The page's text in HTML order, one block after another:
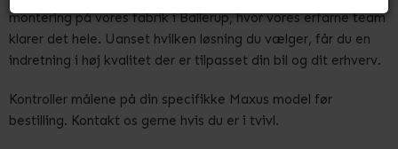
montering på vores fabrik i Ballerup, hvor vores erfarne team
klarer det hele. Uanset hvilken løsning du vælger, får du en
indretning i høj kvalitet der er tilpasset din bil og dit erhverv.
Kontroller målene på din specifikke Maxus model før
bestilling. Kontakt os gerne hvis du er i tvivl.